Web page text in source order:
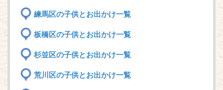
練馬区の子供とお出かけ一覧
板橋区の子供とお出かけ一覧
杉並区の子供とお出かけ一覧
荒川区の子供とお出かけ一覧